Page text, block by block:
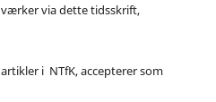
via dette tidsskrift,
i NTfK, accepterer som